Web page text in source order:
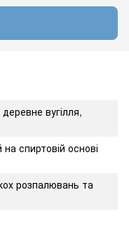
вугілля,
спиртовій основі
розпалювань та